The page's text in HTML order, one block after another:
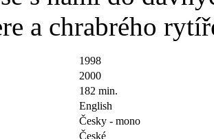
a chrabrého
1998
2000
182 min.
English
Česky - mono
České